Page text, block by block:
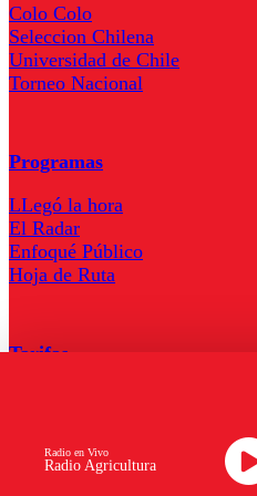
Radio Agricultura
Radio en Vivo
Colo Colo
Seleccion Chilena
Universidad de Chile
Torneo Nacional
Programas
LLegó la hora
El Radar
Enfoqué Público
Hoja de Ruta
Tarifas